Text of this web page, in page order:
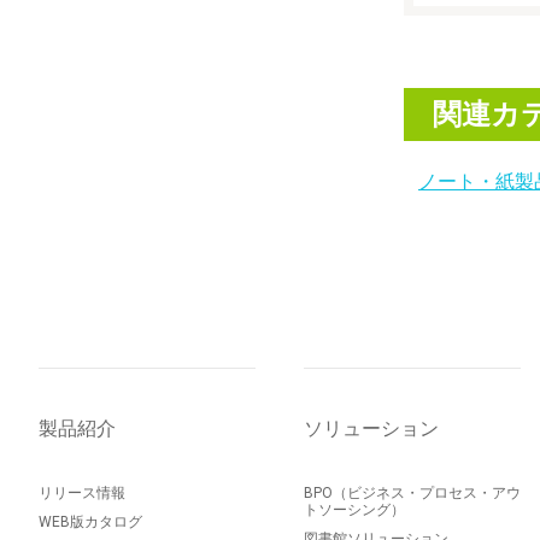
関連カ
ノート・紙製
製品紹介
リリース情報
WEB版カタログ
ソリューション
BPO（ビジネス・プロセス・アウ
トソーシング）